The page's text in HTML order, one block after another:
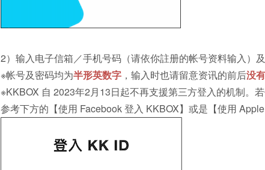
2）输入电子信箱／手机号码（请依你註册的帐号资料输入）
※帐号及密码均为半形英数字 ，输入时也请留意资讯的前后没
※KKBOX 自 2023年2月13日起不再支援第三方登入的机制。
参考下方的【使用 Facebook 登入 KKBOX】或是【使用 Apple